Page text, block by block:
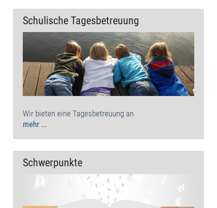
Schulische Tagesbetreuung
Wir bieten eine Tagesbetreuung an
mehr ...
Schwerpunkte